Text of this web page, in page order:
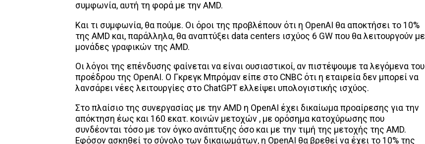
συμφωνία, αυτή τη φορά με την AMD.
Και τι συμφωνία, θα πούμε. Οι όροι της προβλέπουν ότι η OpenAI θα αποκτήσει το 10%
της AMD και, παράλληλα, θα αναπτύξει data centers ισχύος 6 GW που θα λειτουργούν με
μονάδες γραφικών της AMD.
Οι λόγοι της επένδυσης φαίνεται να είναι ουσιαστικοί, αν πιστέψουμε τα λεγόμενα του
προέδρου της OpenAI. Ο Γκρεγκ Μπρόμαν είπε στο CNBC ότι η εταιρεία δεν μπορεί να
λανσάρει νέες λειτουργίες στο ChatGPT ελλείψει υπολογιστικής ισχύος.
Στο πλαίσιο της συνεργασίας με την AMD η OpenAI έχει δικαίωμα προαίρεσης για την
απόκτηση έως και 160 εκατ. κοινών μετοχών , με ορόσημα κατοχύρωσης που
συνδέονται τόσο με τον όγκο ανάπτυξης όσο και με την τιμή της μετοχής της AMD.
Εφόσον ασκηθεί το σύνολο των δικαιωμάτων, η OpenAI θα βρεθεί να έχει το 10% της